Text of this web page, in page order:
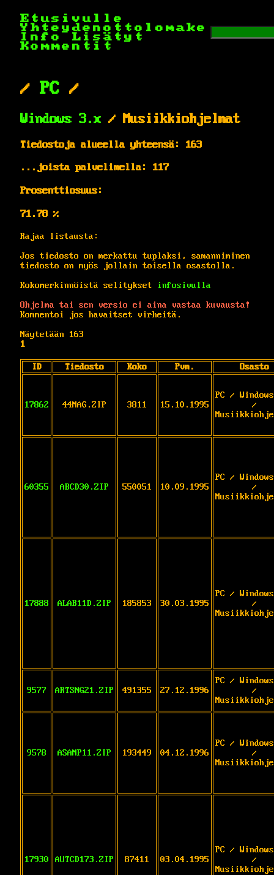
Etusivulle
Yhteydenottolomake
Info
Lisätyt
Kommentit
/ PC /
Windows 3.x / Musiikkiohjelmat
Tiedostoja alueella yhteensä: 163
...joista palvelimella: 117
Prosenttiosuus:
71.78 %
Rajaa listausta:
Jos tiedosto on merkattu tuplaksi, samanniminen
tiedosto on myös jollain toisella osastolla.
Kokomerkinnöistä selitykset
infosivulla
Ohjelma tai sen versio ei aina vastaa kuvausta!
Kommentoi jos havaitset virheitä.
Näytetään 163
1
ID Tiedosto Koko Pvm. Osasto
17862 44MAG.ZIP 3811 15.10.1995
PC /
/
60355 ABCD30.ZIP 550051 10.09.1995
PC /
/
17888 ALAB11D.ZIP 185853 30.03.1995
PC /
/
9577 ARTSNG21.ZIP 491355 27.12.1996
PC /
/
9578 ASAMP11.ZIP 193449 04.12.1996
PC /
/
17930 AUTCD173.ZIP 87411 03.04.1995
PC /
/